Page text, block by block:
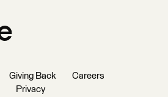
Giving Back
Careers
Privacy